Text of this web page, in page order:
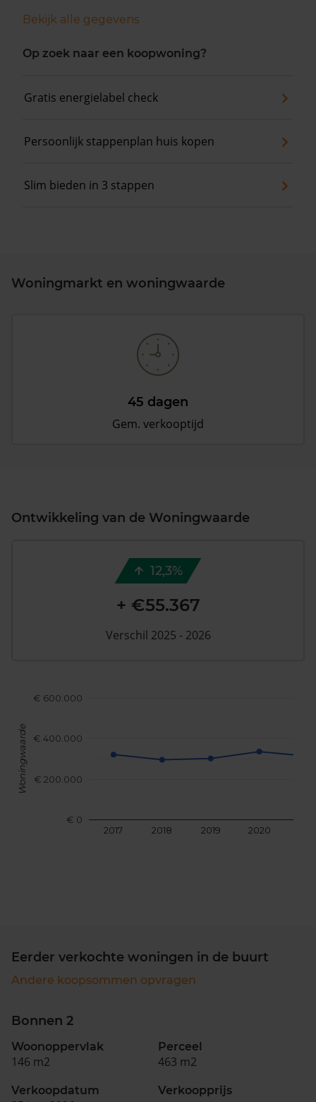
Bekijk alle gegevens
Op zoek naar een koopwoning?
Gratis energielabel check
Persoonlijk stappenplan huis kopen
Slim bieden in 3 stappen
Woningmarkt en woningwaarde
45 dagen
Gem. verkooptijd
Ontwikkeling van de Woningwaarde
2017 2018 2019 2020
€ 0
€ 200.000
€ 400.000
€ 600.000
Woningwaarde
12,3%
+ €55.367
Verschil 2025 - 2026
Eerder verkochte woningen in de buurt
Andere koopsommen opvragen
Bonnen 2
Woonoppervlak
146 m2
Perceel
463 m2
Verkoopdatum
Verkoopprijs